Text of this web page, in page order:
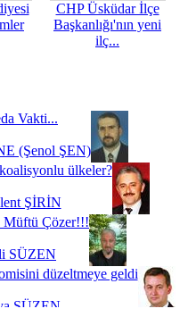
CHP Üsküdar İlçe
Başkanlığı'nın yeni
ilç...
Vakti...
(Şenol ŞEN)
ülkeler?
ŞİRİN
Müftü Çözer!!!
SÜZEN
düzeltmeye geldi
SÜZEN